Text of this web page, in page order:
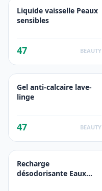
Liquide vaisselle Peaux
sensibles
47 BEAUTY
Gel anti-calcaire lave-
linge
47 BEAUTY
Recharge
désodorisante Eaux